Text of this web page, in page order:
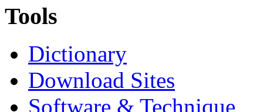
Tools
Dictionary
Download Sites
Software & Technique